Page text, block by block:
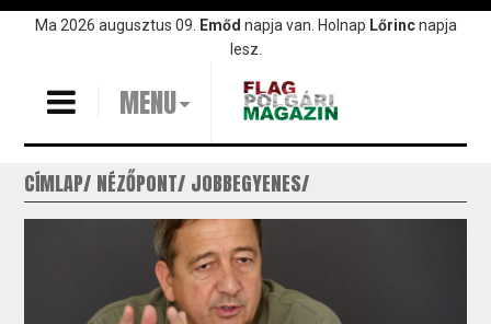
UgrásMa 2026 augusztus 09. Emőd napja van. Holnap Lőrincnapja
lesz.
MENU
CÍMLAP NÉZŐPONT JOBBEGYENES